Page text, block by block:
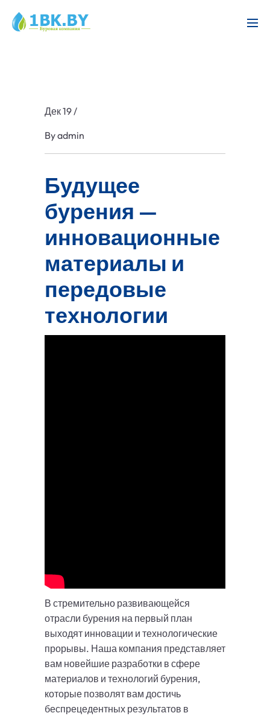
Дек 19/
Byadmin
Будущее
бурения —
инновационные
материалы и
передовые
технологии
В стремительно развивающейся
отрасли бурения на первый план
выходят инновации и технологические
прорывы. Наша компания представляет
вам новейшие разработки в сфере
материалов и технологий бурения,
которые позволят вам достичь
беспрецедентных результатов в